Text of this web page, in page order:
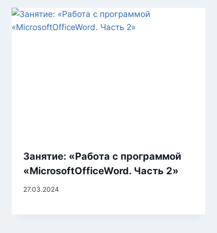
Занятие: «Работа с программой
«MicrosoftOfficeWord. Часть 2»
27.03.2024